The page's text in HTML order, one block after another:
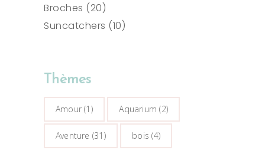
Broches 2020
produits
Suncatchers 1010
Thèmes
Amour (1) Aquarium (2)
Aventure (31) bois (4)